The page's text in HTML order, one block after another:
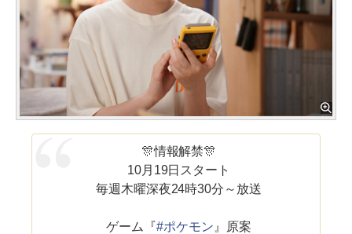
🎊情報解禁🎊
10月19日スタート
毎週木曜深夜24時30分～放送
ゲーム『#ポケモン 』原案